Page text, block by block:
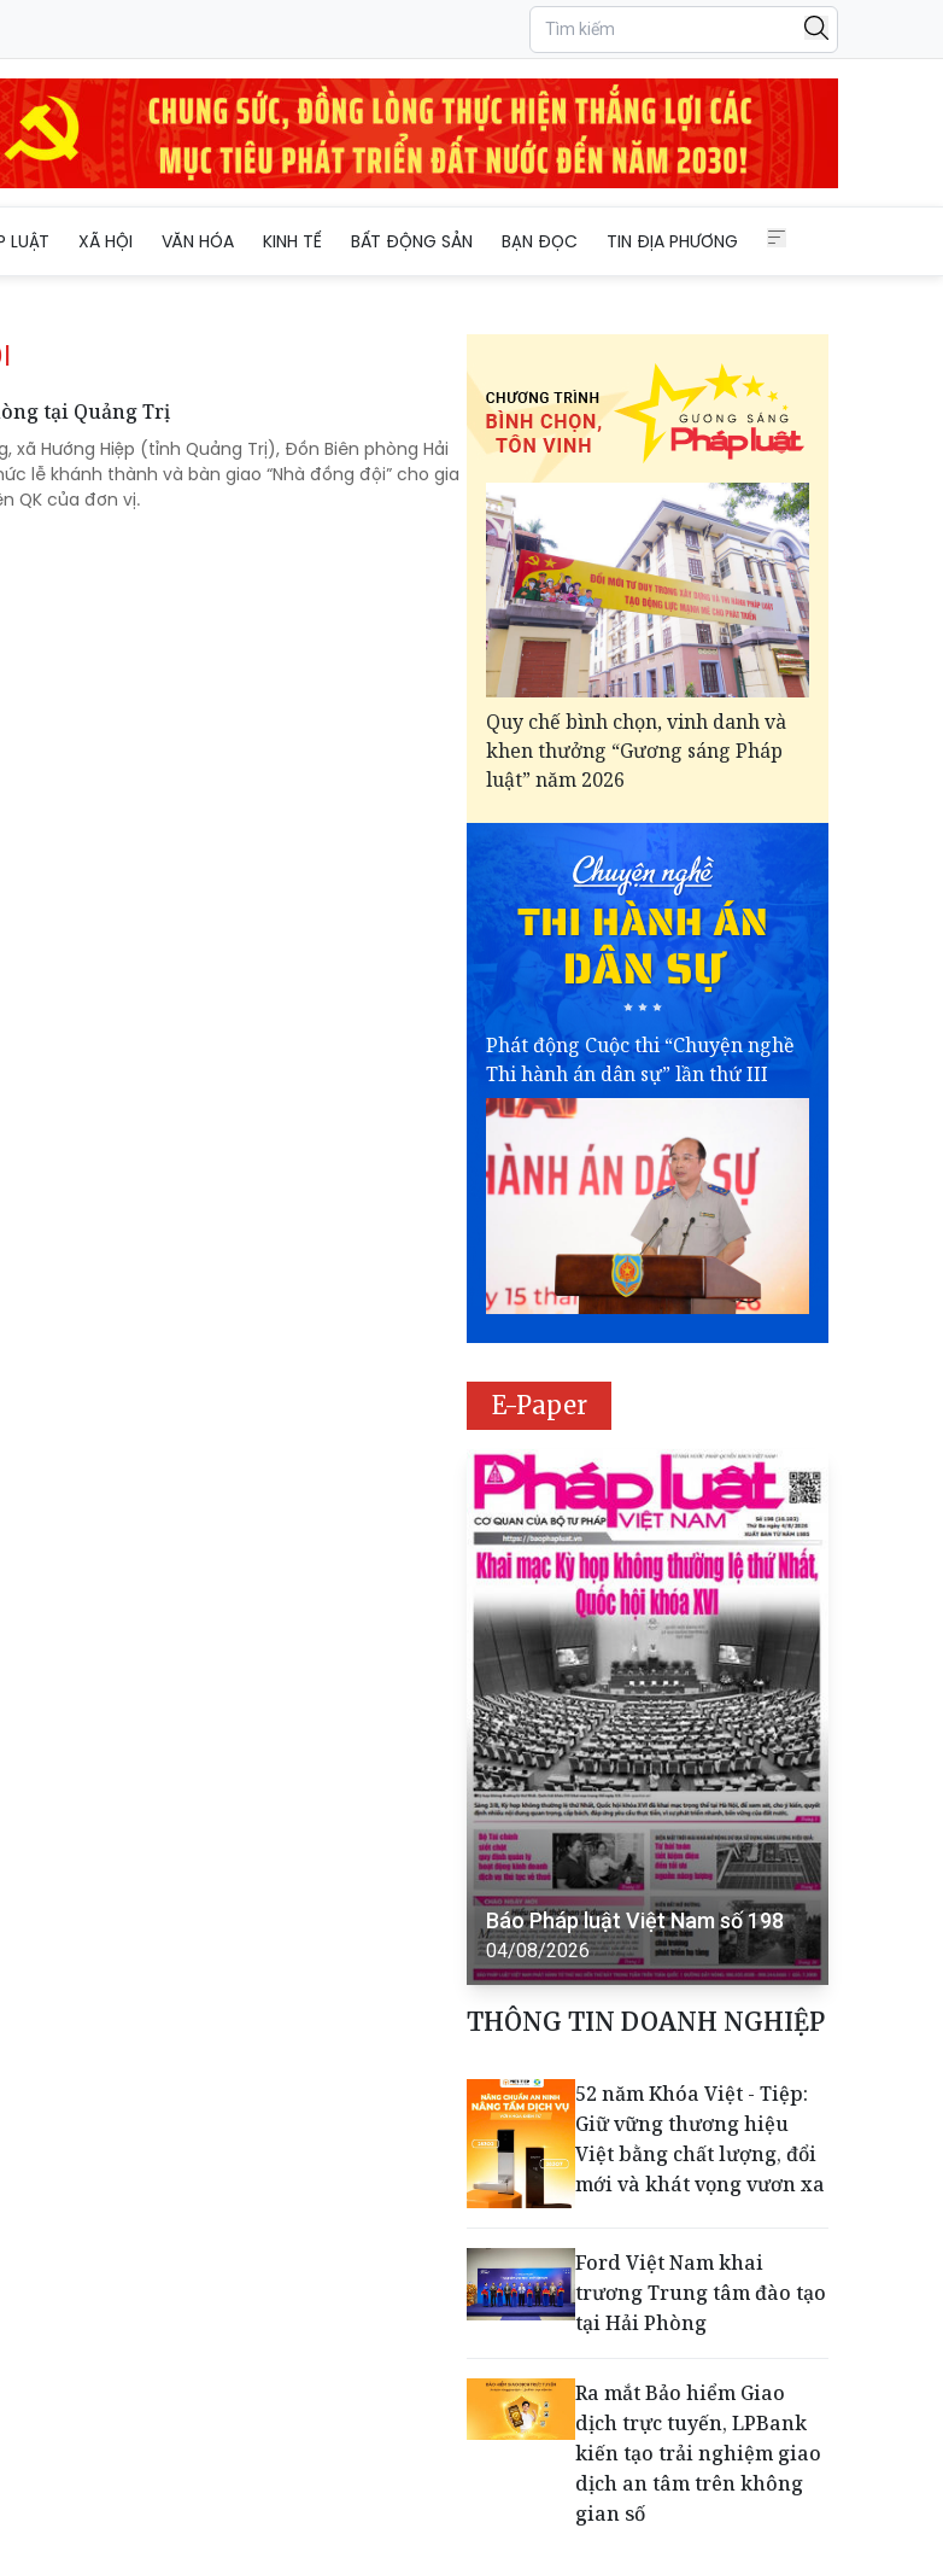
LUẬT XÃ HỘI VĂN HÓA KINH TẾ BẤT ĐỘNG SẢN BẠN ĐỌC TIN ĐỊA PHƯƠNG
tại Quảng Trị
xã Hướng Hiệp (tỉnh Quảng Trị), Đồn Biên phòng Hải
lễ khánh thành và bàn giao “Nhà đồng đội” cho gia
QK của đơn vị.
Quy chế bình chọn, vinh danh và
khen thưởng “Gương sáng Pháp
luật” năm 2026
Phát động Cuộc thi “Chuyện nghề
Thi hành án dân sự” lần thứ III
E-Paper
Báo Pháp luật Việt Nam số 198
04/08/2026
THÔNG TIN DOANH NGHIỆP
52 năm Khóa Việt - Tiệp:
Giữ vững thương hiệu
Việt bằng chất lượng, đổi
mới và khát vọng vươn xa
Ford Việt Nam khai
trương Trung tâm đào tạo
tại Hải Phòng
Ra mắt Bảo hiểm Giao
dịch trực tuyến, LPBank
kiến tạo trải nghiệm giao
dịch an tâm trên không
gian số